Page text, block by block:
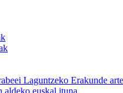
Laguntzeko Erakunde
aldeko euskal ituna